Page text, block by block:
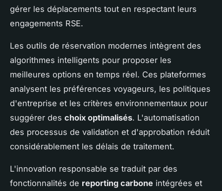
gérer les déplacements tout en respectant leurs
engagements RSE.
Les outils de réservation modernes intègrent des
algorithmes intelligents pour proposer les
meilleures options en temps réel. Ces plateformes
analysent les préférences voyageurs, les politiques
d'entreprise et les critères environnementaux pour
suggérer des choix optimalisés. L'automatisation
des processus de validation et d'approbation réduit
considérablement les délais de traitement.
L'innovation responsable se traduit par des
fonctionnalités de reporting carbone intégrées et